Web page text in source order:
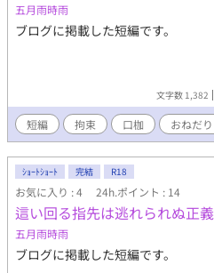
五月雨時雨
ブログに掲載した短編です。
文字数 1,382
短編 拘束 口枷 おねだり
ｼｮｰﾄｼｮｰﾄ 完結 R18
お気に入り : 4 24h.ポイント : 14
這い回る指先は逃れられぬ正
五月雨時雨
ブログに掲載した短編です。